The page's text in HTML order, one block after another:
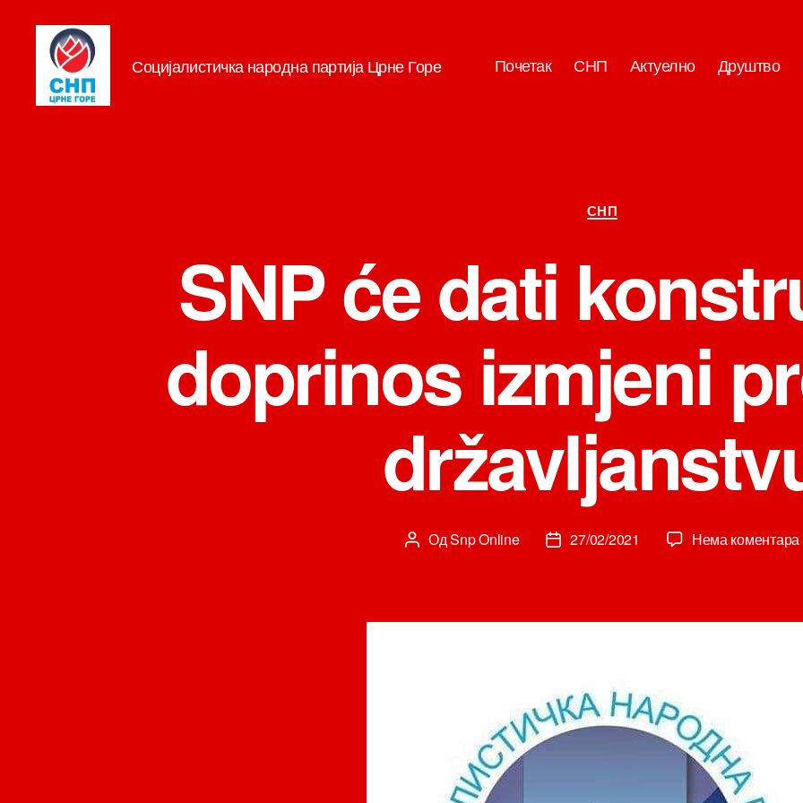
Социјалистичка народна партија Црне Горе Почетак СНП Актуелно Друштво
Категорије
СНП
SNP će dati
doprinos izmjeni
Аутор
ОдSnp Online
Датум
27/02/2021 Нема коментара